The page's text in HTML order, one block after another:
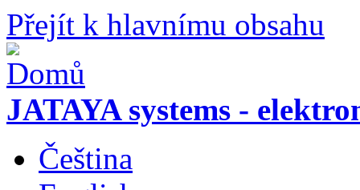
Přejít k hlavnímu obsahu
JATAYA systems -
Čeština